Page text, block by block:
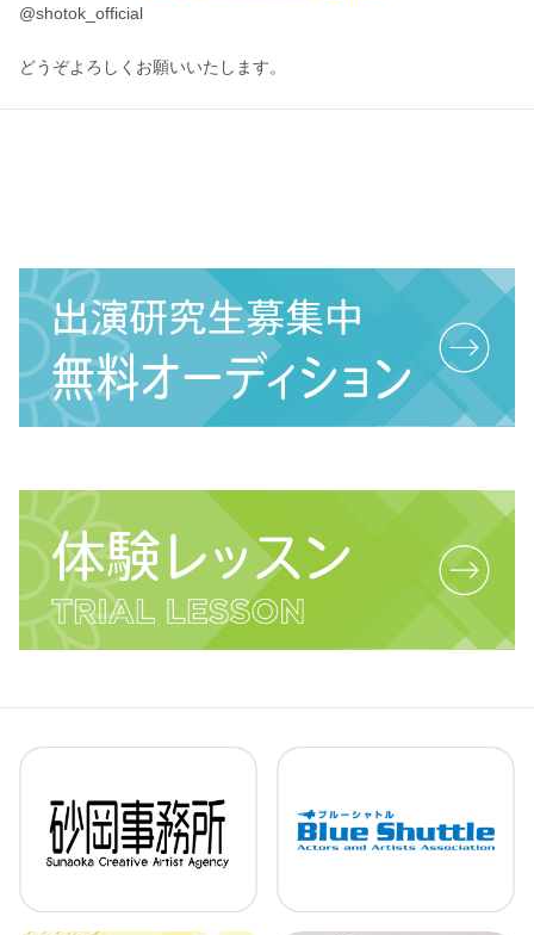
@shotok_official
どうぞよろしくお願いいたします。